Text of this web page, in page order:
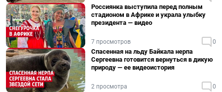
Россиянка выступила перед полным
стадионом в Африке и украла улыбку
президента — видео
7 просмотров 0
Спасенная на льду Байкала нерпа
Сергеевна готовится вернуться в дикую
природу — ее видеоистория
2 просмотра 0